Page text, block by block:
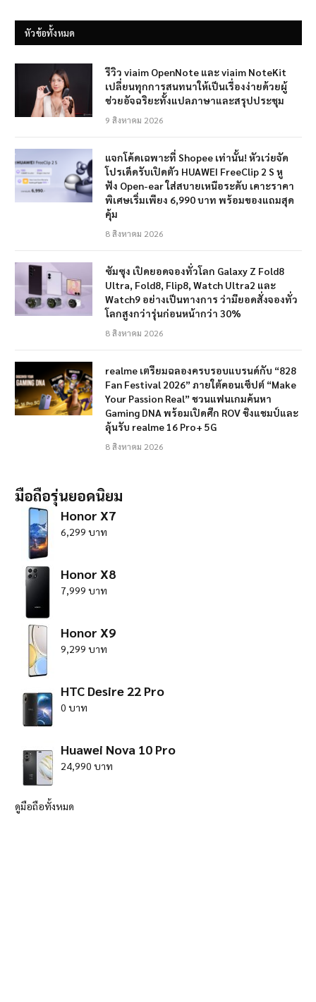
หัวข้อทั้งหมด
รีวิว viaim OpenNote และ viaim NoteKit
เปลี่ยนทุกการสนทนาให้เป็นเรื่องง่ายด้วยผู้
ช่วยอัจฉริยะทั้งแปลภาษาและสรุปประชุม
9 สิงหาคม 2026
แจกโค้ดเฉพาะที่ Shopee เท่านั้น! หัวเว่ยจัด
โปรเด็ดรับเปิดตัว HUAWEI FreeClip 2 S หู
ฟัง Open-ear ใส่สบายเหนือระดับ เคาะราคา
พิเศษเริ่มเพียง 6,990 บาท พร้อมของแถมสุด
คุ้ม
8 สิงหาคม 2026
ซัมซุง เปิดยอดจองทั่วโลก Galaxy Z Fold8
Ultra, Fold8, Flip8, Watch Ultra2 และ
Watch9 อย่างเป็นทางการ ว่ามียอดสั่งจองทั่ว
โลกสูงกว่ารุ่นก่อนหน้ากว่า 30%
8 สิงหาคม 2026
realme เตรียมฉลองครบรอบแบรนด์กับ “828
Fan Festival 2026” ภายใต้คอนเซ็ปต์ “Make
Your Passion Real” ชวนแฟนเกมค้นหา
Gaming DNA พร้อมเปิดศึก ROV ชิงแชมป์และ
ลุ้นรับ realme 16 Pro+ 5G
8 สิงหาคม 2026
มือถือรุ่นยอดนิยม
Honor X7
6,299 บาท
Honor X8
7,999 บาท
Honor X9
9,299 บาท
HTC Desire 22 Pro
0 บาท
Huawei Nova 10 Pro
24,990 บาท
ดูมือถือทั้งหมด